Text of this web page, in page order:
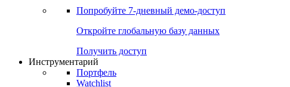
Прогнозы
Консенсус-прогнозы по отчетности
Консенсусы
Попробуйте7-дневный
Откройте глобальную базу данных